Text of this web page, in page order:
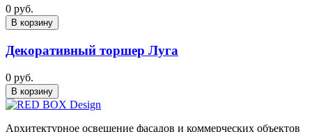
0 руб.
В корзину
Декоративный торшер Луга
0 руб.
В корзину
Архитектурное освещение фасадов и коммерческих объектов